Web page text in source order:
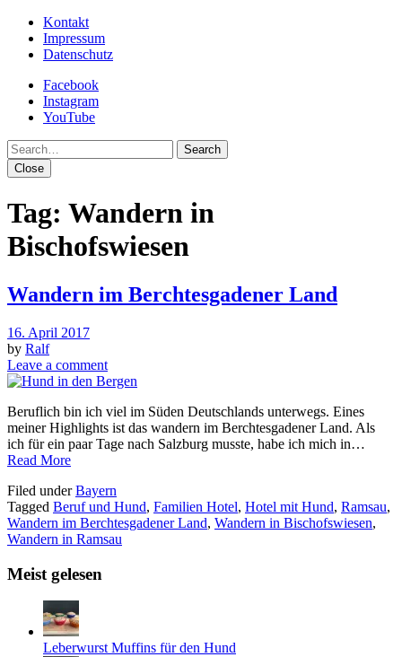
Kontakt
Impressum
Datenschutz
Facebook
Instagram
YouTube
Search
Close
Tag: Wandern in
Bischofswiesen
Wandern im Berchtesgadener Land
16. April 2017
by Ralf
Leave a comment
Beruflich bin ich viel im Süden Deutschlands unterwegs. Eines
meiner Highlights ist das wandern im Berchtesgadener Land. Als
ich für ein paar Tage nach Salzburg musste, habe ich mich in…
Read More
Filed underBayern
Tagged Beruf und Hund, Familien Hotel, Hotel mit Hund, Ramsau,
Wandern im Berchtesgadener Land, Wandern in Bischofswiesen,
Wandern in Ramsau
Meist gelesen
Leberwurst Muffins für den Hund